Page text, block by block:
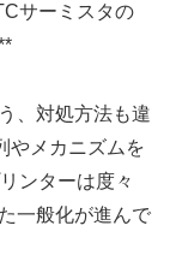
サーミスタの
、対処方法も違
やメカニズムを
ンターは度々
一般化が進んで